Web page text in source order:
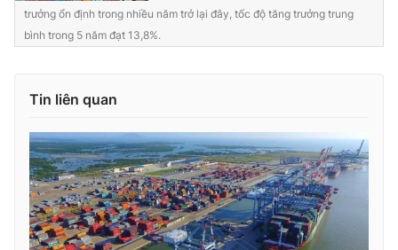
VTV Sức khoẻ
VTV4 Vươn mình bằng AI
VTV9 VTV8
Liên hệ tòa soạn English
trưởng ổn định trong nhiều năm trở lại đây, tốc độ tăng trưởng trung
bình trong 5 năm đạt 13,8%.
Tin liên quan